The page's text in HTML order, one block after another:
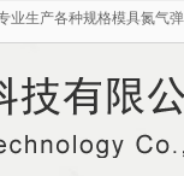
业生产各种规格模具氮气